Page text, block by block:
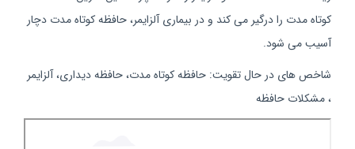
کوتاه مدت را درگیر می کند و در بیماری آلزایمر، حافظه کوتاه مدت دچار
آسیب می شود.
شاخص های در حال تقویت: حافظه کوتاه مدت، حافظه دیداری، آلزایمر
، مشکلات حافظه